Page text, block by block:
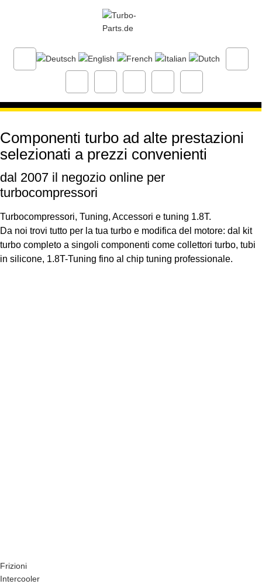
Componenti turbo ad alte prestazioni
selezionati a prezzi convenienti
dal 2007 il negozio online per
turbocompressori
Turbocompressori, Tuning, Accessori e tuning 1.8T.
Da noi trovi tutto per la tua turbo e modifica del motore: dal
kit
turbo completo a singoli componenti come collettori turbo, tubi
in silicone, 1.8T-Tuning fino al chip tuning professionale.
Frizioni
Intercooler